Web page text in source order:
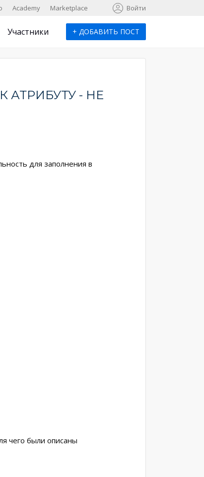
Academy Marketplace Войти
Участники + ДОБАВИТЬ ПОСТ
- НЕ
для заполнения в
чего были описаны